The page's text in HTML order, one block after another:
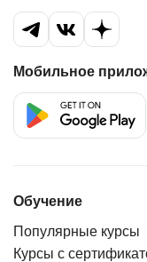
Мобильное
Обучение
Популярные курсы
Курсы с